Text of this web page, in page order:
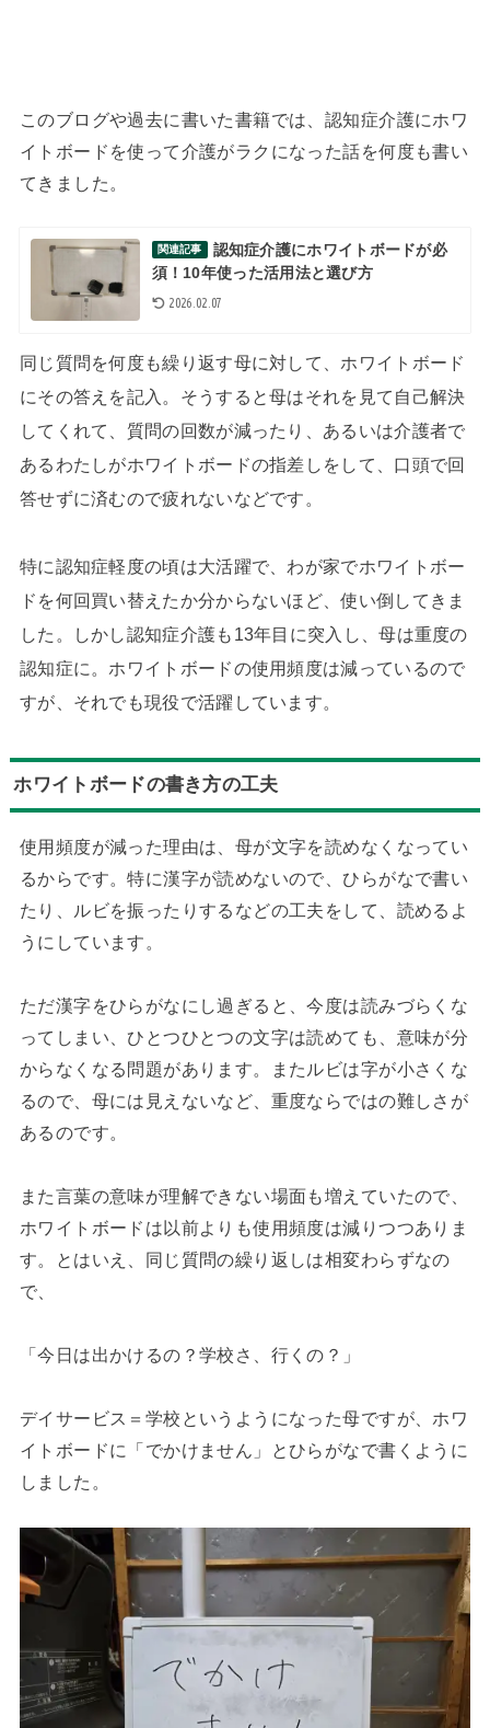
このブログや過去に書いた書籍では、認知症介護にホワ
イトボードを使って介護がラクになった話を何度も書い
てきました。
関連記事
認知症介護にホワイトボードが必
須！10年使った活用法と選び方
2026.02.07
同じ質問を何度も繰り返す母に対して、ホワイトボード
にその答えを記入。そうすると母はそれを見て自己解決
してくれて、質問の回数が減ったり、あるいは介護者で
あるわたしがホワイトボードの指差しをして、口頭で回
答せずに済むので疲れないなどです。
特に認知症軽度の頃は大活躍で、わが家でホワイトボー
ドを何回買い替えたか分からないほど、使い倒してきま
した。しかし認知症介護も13年目に突入し、母は重度の
認知症に。ホワイトボードの使用頻度は減っているので
すが、それでも現役で活躍しています。
ホワイトボードの書き方の工夫
使用頻度が減った理由は、母が文字を読めなくなってい
るからです。特に漢字が読めないので、ひらがなで書い
たり、ルビを振ったりするなどの工夫をして、読めるよ
うにしています。
ただ漢字をひらがなにし過ぎると、今度は読みづらくな
ってしまい、ひとつひとつの文字は読めても、意味が分
からなくなる問題があります。またルビは字が小さくな
るので、母には見えないなど、重度ならではの難しさが
あるのです。
また言葉の意味が理解できない場面も増えていたので、
ホワイトボードは以前よりも使用頻度は減りつつありま
す。とはいえ、同じ質問の繰り返しは相変わらずなの
で、
「今日は出かけるの？学校さ、行くの？」
デイサービス＝学校というようになった母ですが、ホワ
イトボードに「でかけません」とひらがなで書くように
しました。